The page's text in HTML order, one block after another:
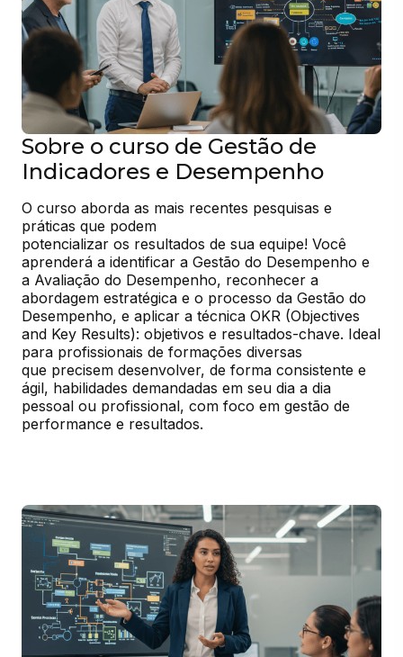
Sobre o curso de Gestão de
Indicadores e Desempenho
O curso aborda as mais recentes pesquisas e
práticas que podem
potencializar os resultados de sua equipe! Você
aprenderá a identificar a Gestão do Desempenho e
a Avaliação do Desempenho, reconhecer a
abordagem estratégica e o processo da Gestão do
Desempenho, e aplicar a técnica OKR (Objectives
and Key Results): objetivos e resultados-chave. Ideal
para profissionais de formações diversas
que precisem desenvolver, de forma consistente e
ágil, habilidades demandadas em seu dia a dia
pessoal ou profissional, com foco em gestão de
performance e resultados.